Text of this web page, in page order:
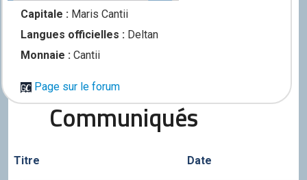
Capitale : Maris Cantii
Langues officielles : Deltan
Monnaie : Cantii
Page sur le forum
Communiqués
Titre Date